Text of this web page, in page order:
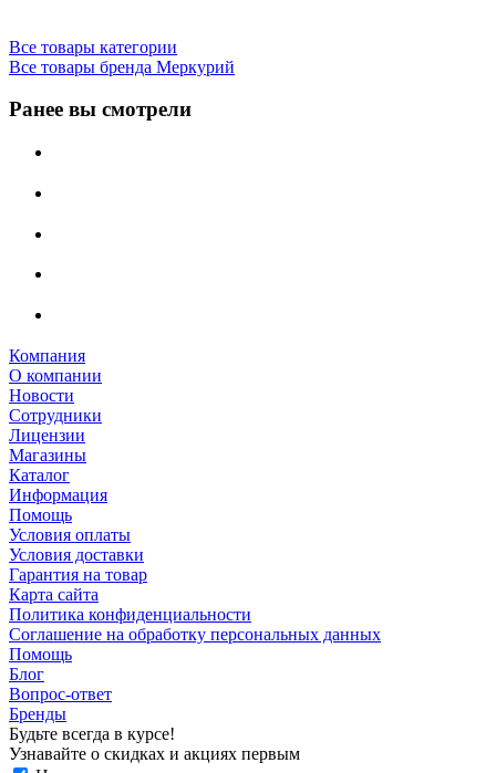
Все товары категории
Все товары бренда Меркурий
Ранее вы смотрели
Компания
О компании
Новости
Сотрудники
Лицензии
Магазины
Каталог
Информация
Помощь
Условия оплаты
Условия доставки
Гарантия на товар
Карта сайта
Политика конфиденциальности
Соглашение на обработку персональных данных
Помощь
Блог
Вопрос-ответ
Бренды
Будьте всегда в курсе!
Узнавайте о скидках и акциях первым